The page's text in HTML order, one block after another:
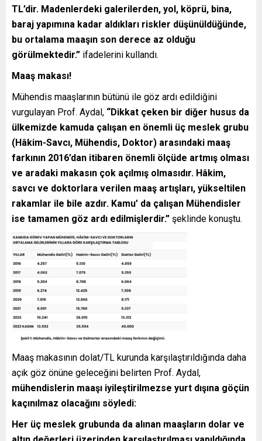
TL’dir. Madenlerdeki galerilerden, yol, köprü, bina,
baraj yapımına kadar aldıkları riskler düşünüldüğünde,
bu ortalama maaşın son derece az olduğu
görülmektedir.” ifadelerini kullandı.
Maaş makası!
Mühendis maaşlarının bütünü ile göz ardı edildiğini
vurgulayan Prof. Aydal, “Dikkat çeken bir diğer husus da
ülkemizde kamuda çalışan en önemli üç meslek grubu
(Hâkim-Savcı, Mühendis, Doktor) arasındaki maaş
farkının 2016’dan itibaren önemli ölçüde artmış olması
ve aradaki makasın çok açılmış olmasıdır. Hâkim,
savcı ve doktorlara verilen maaş artışları, yükseltilen
rakamlar ile bile azdır. Kamu’ da çalışan Mühendisler
ise tamamen göz ardı edilmişlerdir.” şeklinde konuştu.
Maaş makasının dolat/TL kurunda karşılaştırıldığında daha
açık göz önüne geleceğini belirten Prof. Aydal,
mühendislerin maaşı iyileştirilmezse yurt dışına göçün
kaçınılmaz olacağını söyledi:
Her üç meslek grubunda da alınan maaşların dolar ve